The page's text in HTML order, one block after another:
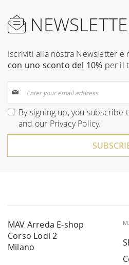
Iscriviti alla nostra Newsletter e
con uno sconto del 10% per il
Up
for
Our
By signing up, you subscribe
and our Privacy Policy.
MAV Arreda E-shop
Corso Lodi 2
Milano